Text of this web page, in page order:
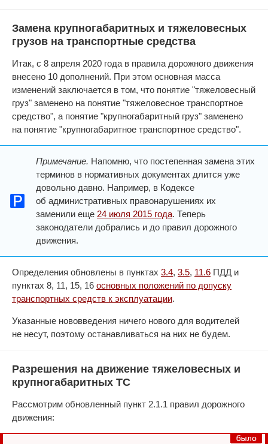
Замена крупногабаритных и тяжеловесных
грузов на транспортные средства
Итак, с 8 апреля 2020 года в правила дорожного движения
внесено 10 дополнений. При этом основная масса
изменений заключается в том, что понятие "тяжеловесный
груз" заменено на понятие "тяжеловесное транспортное
средство", а понятие "крупногабаритный груз" заменено
на понятие "крупногабаритное транспортное средство".
Примечание. Напомню, что постепенная замена этих
терминов в нормативных документах длится уже
довольно давно. Например, в Кодексе
об административных правонарушениях их
заменили еще 24 июля 2015 года. Теперь
законодатели добрались и до правил дорожного
движения.
Определения обновлены в пунктах 3.4, 3.5, 11.6 ПДД и
пунктах 8, 11, 15, 16 основных положений по допуску
транспортных средств к эксплуатации.
Указанные нововведения ничего нового для водителей
не несут, поэтому останавливаться на них не будем.
Разрешения на движение тяжеловесных и
крупногабаритных ТС
Рассмотрим обновленный пункт 2.1.1 правил дорожного
движения: